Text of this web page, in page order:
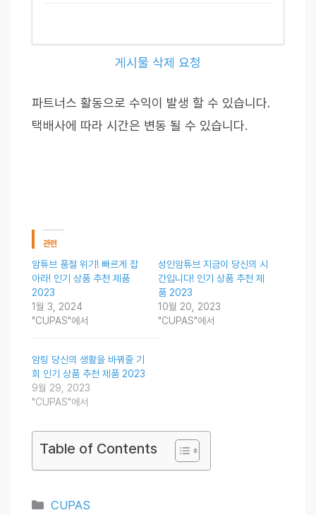
게시물 삭제 요청
파트너스 활동으로 수익이 발생 할 수 있습니다.
택배사에 따라 시간은 변동 될 수 있습니다.
관련
암튜브 품절 위기! 빠르게 잡
아라! 인기 상품 추천 제품
2023
1월 3, 2024
"CUPAS"에서
성인암튜브 지금이 당신의 시
간입니다! 인기 상품 추천 제
품 2023
10월 20, 2023
"CUPAS"에서
암링 당신의 생활을 바꿔줄 기
회 인기 상품 추천 제품 2023
9월 29, 2023
"CUPAS"에서
Table of Contents
Categories
CUPAS